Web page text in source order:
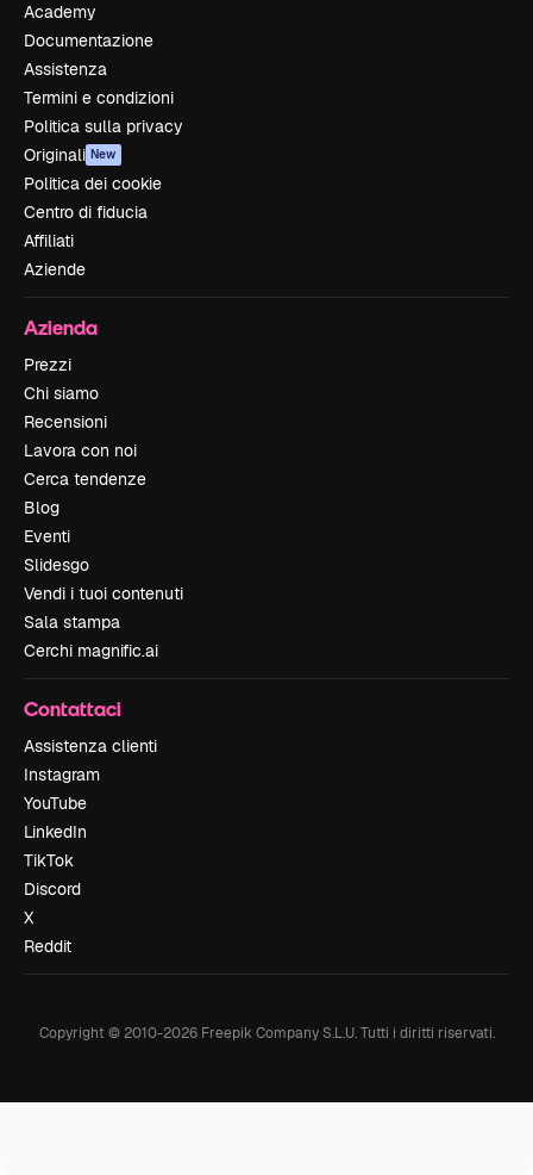
Academy
Documentazione
Assistenza
Termini e condizioni
Politica sulla privacy
Originali New
Politica dei cookie
Centro di fiducia
Affiliati
Aziende
Azienda
Prezzi
Chi siamo
Recensioni
Lavora con noi
Cerca tendenze
Blog
Eventi
Slidesgo
Vendi i tuoi contenuti
Sala stampa
Cerchi magnific.ai
Contattaci
Assistenza clienti
Instagram
YouTube
LinkedIn
TikTok
Discord
X
Reddit
Copyright © 2010-2026Freepik Company S.L.U. Tutti i diritti riservati.